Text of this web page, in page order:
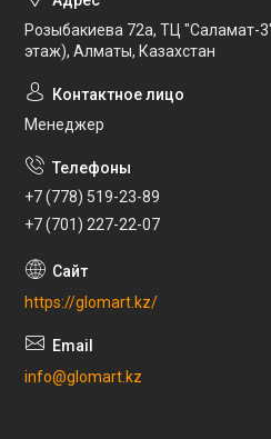
Розыбакиева 72а, ТЦ "Саламат-
этаж), Алматы, Казахстан
Менеджер
+7 (778) 519-23-89
+7 (701) 227-22-07
https://glomart.kz/
info@glomart.kz